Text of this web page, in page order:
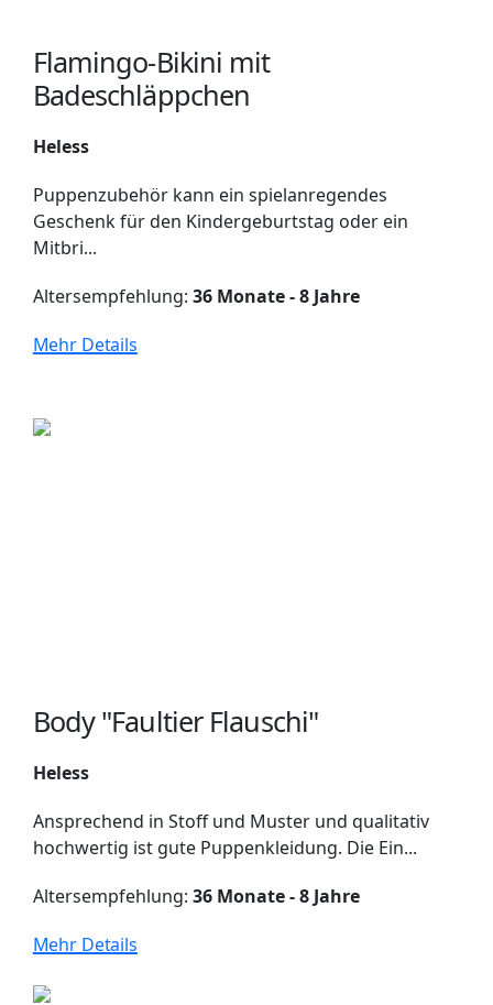
Flamingo-Bikini mit
Badeschläppchen
Heless
Puppenzubehör kann ein spielanregendes
Geschenk für den Kindergeburtstag oder ein
Mitbri...
Altersempfehlung: 36 Monate - 8 Jahre
Mehr Details
Body "Faultier Flauschi"
Heless
Ansprechend in Stoff und Muster und qualitativ
hochwertig ist gute Puppenkleidung. Die Ein...
Altersempfehlung: 36 Monate - 8 Jahre
Mehr Details